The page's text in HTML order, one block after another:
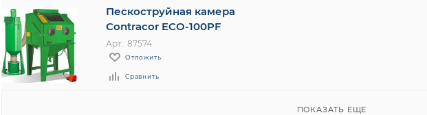
Пескоструйная камера
Contracor ECO-100PF
Арт.: 87574
Отложить
Сравнить
ПОКАЗАТЬ ЕЩЕ